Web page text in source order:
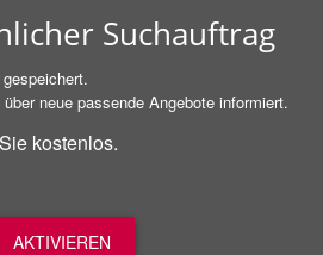
Suchauftrag
neue passende Angebote informiert.
kostenlos.
AKTIVIEREN